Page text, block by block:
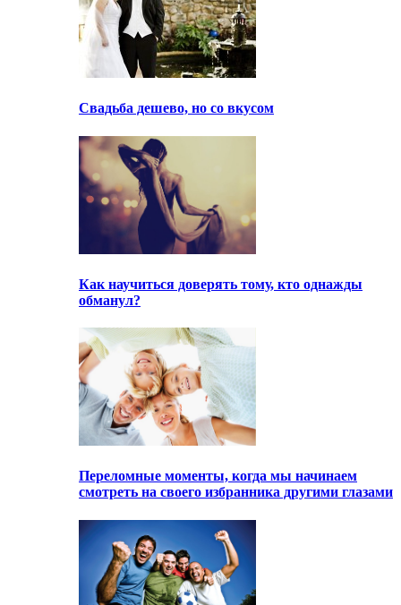
Свадьба дешево, но со вкусом
Как научиться доверять тому, кто однажды
обманул?
Переломные моменты, когда мы начинаем
смотреть на своего избранника другими глазами